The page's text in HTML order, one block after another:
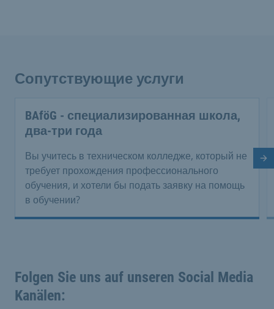
Сопутствующие услуги
BAföG - специализированная школа,
два-три года
Вы учитесь в техническом колледже, который не
требует прохождения профессионального
обучения, и хотели бы подать заявку на помощь
в обучении?
Folgen Sie uns auf unseren Social Media
Kanälen: